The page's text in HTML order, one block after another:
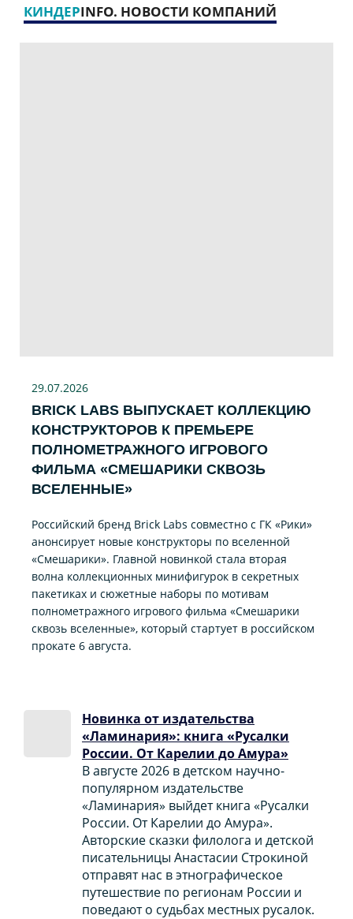
КИНДЕРINFO. НОВОСТИ КОМПАНИЙ
29.07.2026
BRICK LABS ВЫПУСКАЕТ КОЛЛЕКЦИЮ
КОНСТРУКТОРОВ К ПРЕМЬЕРЕ
ПОЛНОМЕТРАЖНОГО ИГРОВОГО
ФИЛЬМА «CМЕШАРИКИ СКВОЗЬ
ВСЕЛЕННЫЕ»
Российский бренд Brick Labs совместно с ГК «Рики»
анонсирует новые конструкторы по вселенной
«Смешарики». Главной новинкой стала вторая
волна коллекционных минифигурок в секретных
пакетиках и сюжетные наборы по мотивам
полнометражного игрового фильма «Смешарики
сквозь вселенные», который стартует в российском
прокате 6 августа.
Новинка от издательства
«Ламинария»: книга «Русалки
России. От Карелии до Амура»
В августе 2026 в детском научно-
популярном издательстве
«Ламинария» выйдет книга «Русалки
России. От Карелии до Амура».
Авторские сказки филолога и детской
писательницы Анастасии Строкиной
отправят нас в этнографическое
путешествие по регионам России и
поведают о судьбах местных русалок.